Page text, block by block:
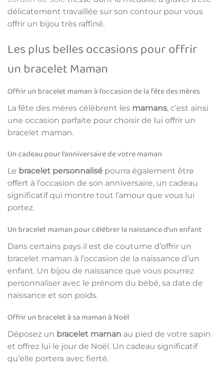
délicatement travaillée sur son contour pour vous
offrir un bijou très raffiné.
Les plus belles occasions pour offrir
un bracelet Maman
Offrir un bracelet maman à l’occasion de la fête des mères
La fête des mères célèbrent les mamans, c’est ainsi
une occasion parfaite pour choisir de lui offrir un
bracelet maman.
Un cadeau pour l’anniversaire de votre maman
Le bracelet personnalisé pourra également être
offert à l’occasion de son anniversaire, un cadeau
significatif qui montre tout l’amour que vous lui
portez.
Un bracelet maman pour célébrer la naissance d’un enfant
Dans certains pays il est de coutume d’offrir un
bracelet maman à l’occasion de la naissance d’un
enfant. Un bijou de naissance que vous pourrez
personnaliser avec le prénom du bébé, sa date de
naissance et son poids.
Offrir un bracelet à sa maman à Noël
Déposez un bracelet maman au pied de votre sapin
et offrez lui le jour de Noël. Un cadeau significatif
qu’elle portera avec fierté.